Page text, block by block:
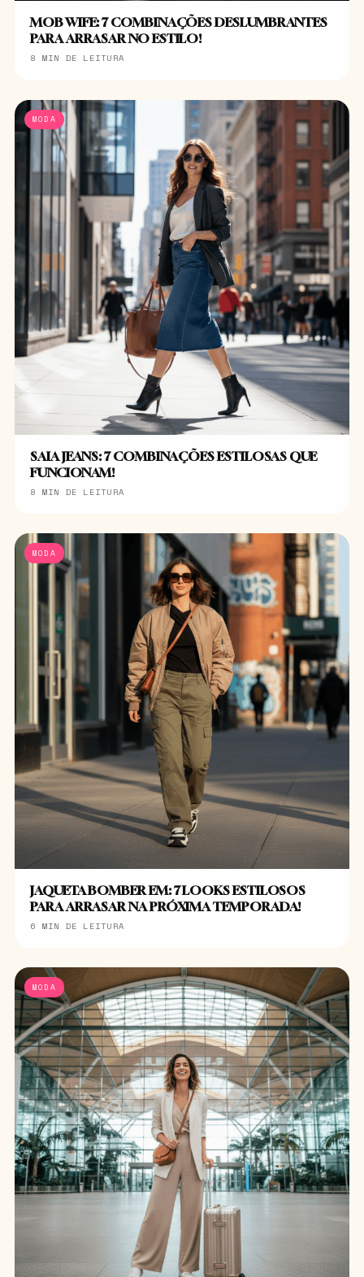
MOB WIFE: 7 COMBINAÇÕES DESLUMBRANTES
PARA ARRASAR NO ESTILO!
8 MIN DE LEITURA
MODA
SAIA JEANS: 7 COMBINAÇÕES ESTILOSAS QUE
FUNCIONAM!
8 MIN DE LEITURA
MODA
JAQUETA BOMBER EM: 7 LOOKS ESTILOSOS
PARA ARRASAR NA PRÓXIMA TEMPORADA!
6 MIN DE LEITURA
MODA